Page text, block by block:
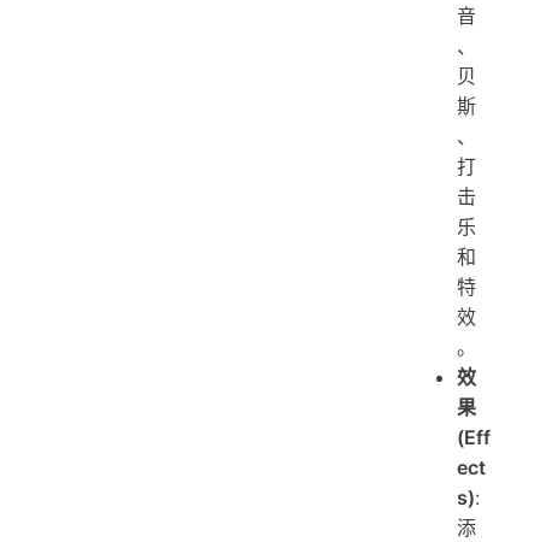
音
、
贝
斯
、
打
击
乐
和
特
效
。
效
果
(Eff
ect
s):
添